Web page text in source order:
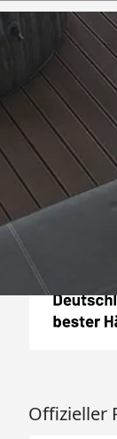
Trusted
25.956
Offizieller